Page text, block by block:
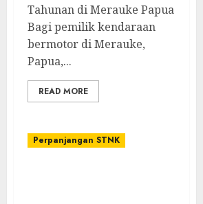
Tahunan di Merauke Papua
Bagi pemilik kendaraan
bermotor di Merauke,
Papua,...
READ MORE
Perpanjangan STNK